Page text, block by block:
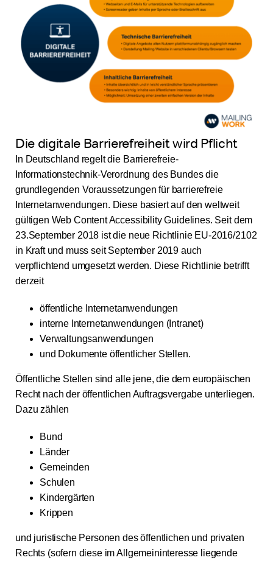
Die digitale Barrierefreiheit wird Pflicht
In Deutschland regelt die Barrierefreie-
Informationstechnik-Verordnung des Bundes die
grundlegenden Voraussetzungen für barrierefreie
Internetanwendungen. Diese basiert auf den weltweit
gültigen Web Content Accessibility Guidelines. Seit dem
23.September 2018 ist die neue Richtlinie EU-2016/2102
in Kraft und muss seit September 2019 auch
verpflichtend umgesetzt werden. Diese Richtlinie betrifft
derzeit
öffentliche Internetanwendungen
interne Internetanwendungen (Intranet)
Verwaltungsanwendungen
und Dokumente öffentlicher Stellen.
Öffentliche Stellen sind alle jene, die dem europäischen
Recht nach der öffentlichen Auftragsvergabe unterliegen.
Dazu zählen
Bund
Länder
Gemeinden
Schulen
Kindergärten
Krippen
und juristische Personen des öffentlichen und privaten
Rechts (sofern diese im Allgemeininteresse liegende